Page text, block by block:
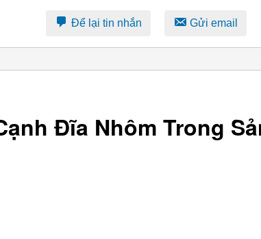
Để lại tin nhắn Gửi email
Đĩa Nhôm Trong